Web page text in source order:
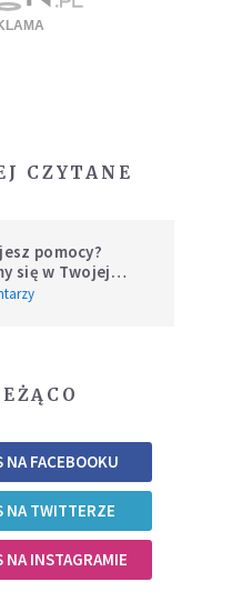
CZYTANE
pomocy?
się w Twojej
NA FACEBOOKU
NA TWITTERZE
NA INSTAGRAMIE